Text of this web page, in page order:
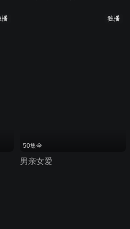
播 独播
50集全
男亲女爱